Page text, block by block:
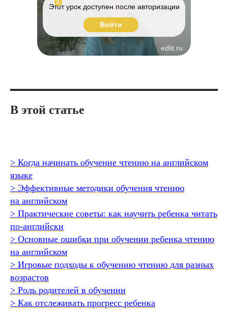
edlit.ru
Войти
Этот урок доступен после авторизации
В этой статье
> Когда начинать обучение чтению на английском
языке
> Эффективные методики обучения чтению
на английском
> Практические советы: как научить ребенка читать
по-английски
> Основные ошибки при обучении ребенка чтению
на английском
> Игровые подходы к обучению чтению для разных
возрастов
> Роль родителей в обучении
> Как отслеживать прогресс ребенка